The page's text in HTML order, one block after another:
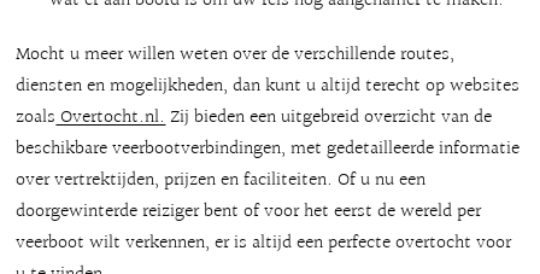
Mocht u meer willen weten over de verschillende routes,
diensten en mogelijkheden, dan kunt u altijd terecht op websites
zoalsOvertocht.nl.Zij bieden een uitgebreid overzicht van de
beschikbare veerbootverbindingen, met gedetailleerde informatie
over vertrektijden, prijzen en faciliteiten. Of u nu een
doorgewinterde reiziger bent of voor het eerst de wereld per
veerboot wilt verkennen, er is altijd een perfecte overtocht voor